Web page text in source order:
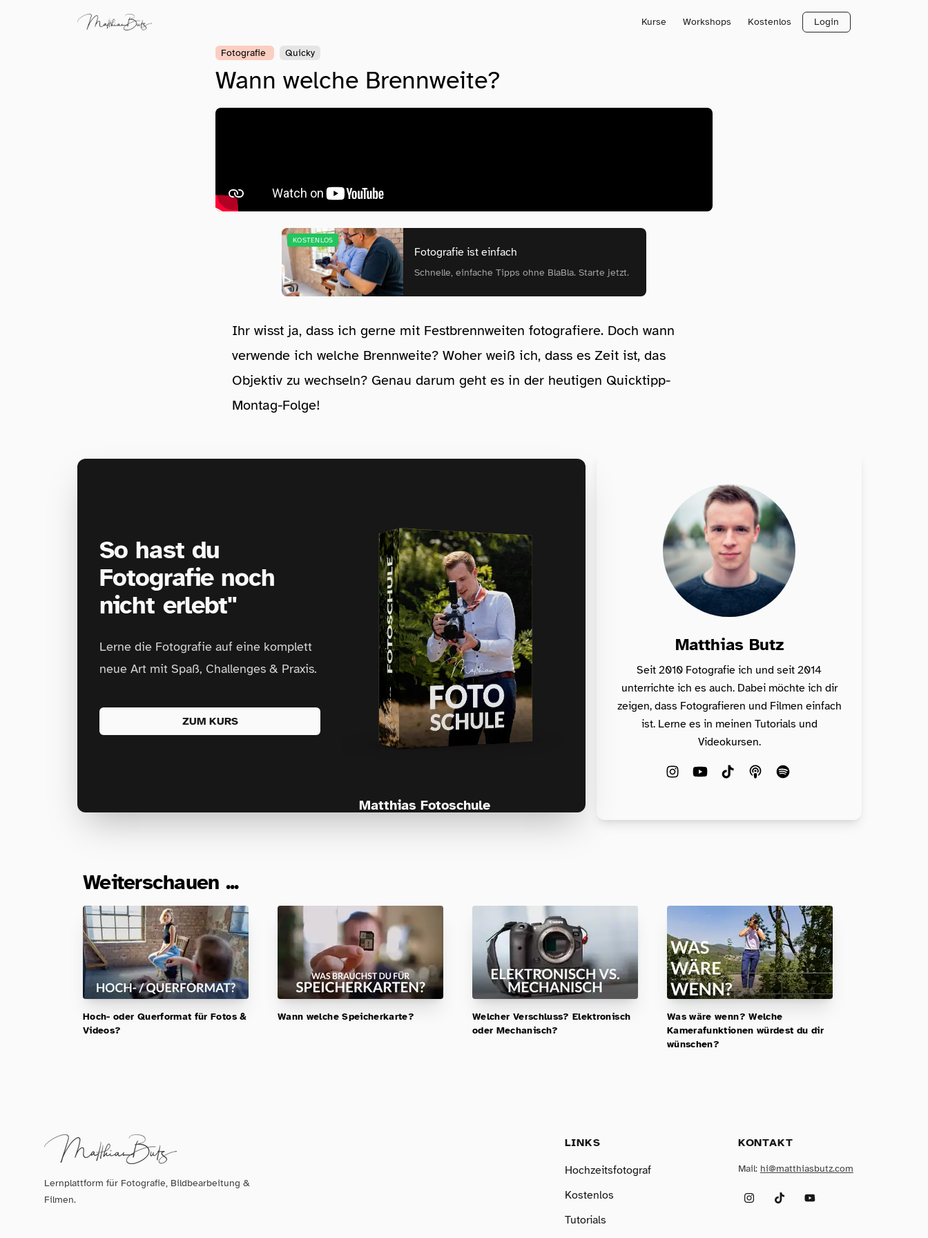
Kurse Workshops Kostenlos Login
Fotografie Quicky
Wann welche Brennweite?
KOSTENLOS
Fotografie ist einfach
Schnelle, einfache Tipps ohne BlaBla. Starte jetzt.
Ihr wisst ja, dass ich gerne mit Festbrennweiten fotografiere. Doch wann
verwende ich welche Brennweite? Woher weiß ich, dass es Zeit ist, das
Objektiv zu wechseln? Genau darum geht es in der heutigen Quicktipp-
Montag-Folge!
So hast du
Fotografie noch
nicht erlebt"
Lerne die Fotografie auf eine komplett
neue Art mit Spaß, Challenges & Praxis.
ZUM KURS
Matthias Fotoschule
Matthias Butz
Seit 2010 Fotografie ich und seit 2014
unterrichte ich es auch. Dabei möchte ich dir
zeigen, dass Fotografieren und Filmen einfach
ist. Lerne es in meinen Tutorials und
Videokursen.
Weiterschauen ...
Hoch- oder Querformat für Fotos &
Videos?
Wann welche Speicherkarte?
Welcher Verschluss? Elektronisch
oder Mechanisch?
Was wäre wenn? Welche
Kamerafunktionen würdest du dir
wünschen?
Lernplattform für Fotografie, Bildbearbeitung &
Filmen.
LINKS
Hochzeitsfotograf
Kostenlos
Tutorials
KONTAKT
Mail: hi@matthiasbutz.com
InstagramTikTokYouTube